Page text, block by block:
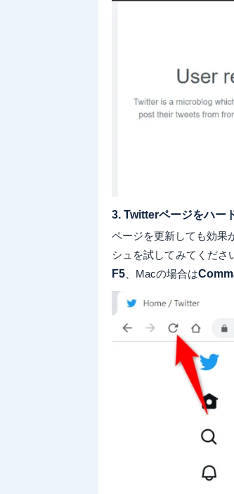
3. Twitterページをハー
ページを更新しても効果
シュを試してみてくださ
F5、Macの場合は